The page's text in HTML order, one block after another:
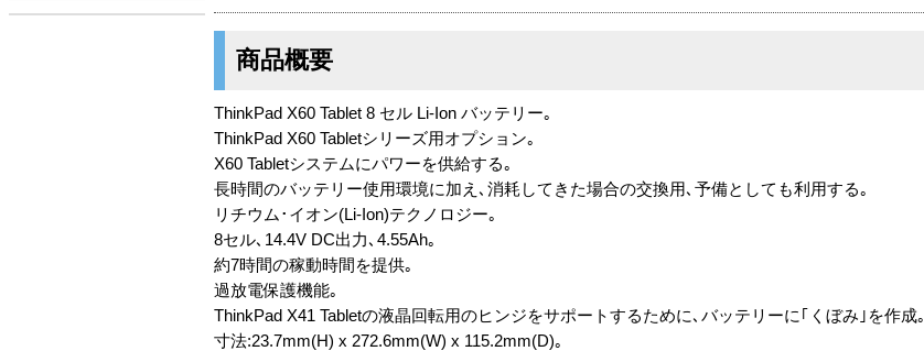
商品概要
ThinkPad X60 Tablet 8 セル Li-Ion バッテリー｡
ThinkPad X60 Tabletシリーズ用オプション｡
X60 Tabletシステムにパワーを供給する｡
長時間のバッテリー使用環境に加え､消耗してきた場合の交換用､予備としても利用する｡
リチウム･イオン(Li-Ion)テクノロジー｡
8セル､14.4V DC出力､4.55Ah｡
約7時間の稼動時間を提供｡
過放電保護機能｡
ThinkPad X41 Tabletの液晶回転用のヒンジをサポートするために､バッテリーに｢くぼみ｣を作成｡
寸法:23.7mm(H) x 272.6mm(W) x 115.2mm(D)｡